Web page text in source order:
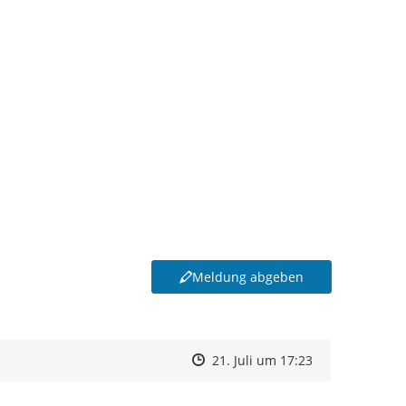
Meldung abgeben
Zeitpunkt des Erstellens
Zeitpunkt des Erstellens
21. Juli um 17:23Zur Äußerung